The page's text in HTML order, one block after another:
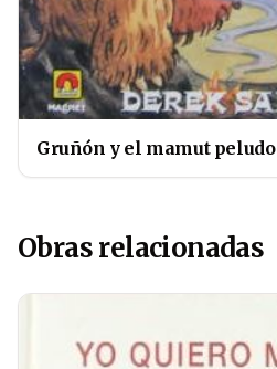
Gruñón y el mamut peludo
Obras relacionadas